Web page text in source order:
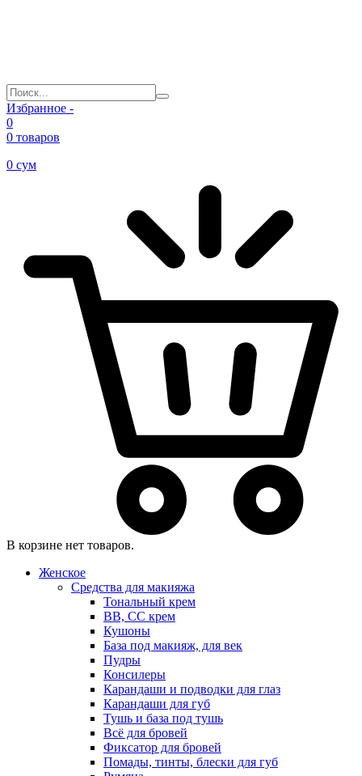
Избранное -
0
0 товаров
0 сум
В корзине нет товаров.
Женское
Средства для макияжа
Тональный крем
BB, CC крем
Кушоны
База под макияж, для век
Пудры
Консилеры
Карандаши и подводки для глаз
Карандаши для губ
Тушь и база под тушь
Всё для бровей
Фиксатор для бровей
Помады, тинты, блески для губ